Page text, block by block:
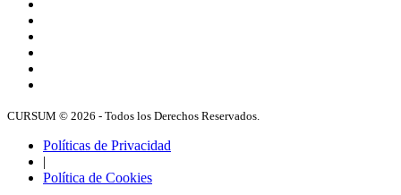
CURSUM © 2026 - Todos los Derechos Reservados.
Políticas de Privacidad
|
Política de Cookies